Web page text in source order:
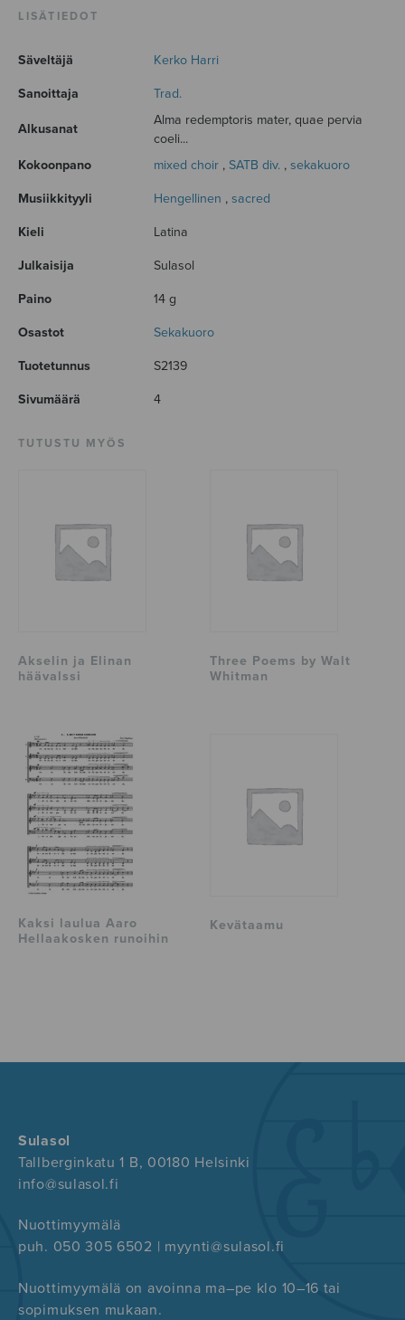
LISÄTIEDOT
Säveltäjä Kerko Harri
Sanoittaja Trad.
Alkusanat
Alma redemptoris mater, quae pervia
coeli...
Kokoonpano
mixed choir , SATB div. , sekakuoro
Musiikkityyli Hengellinen , sacred
Kieli Latina
Julkaisija Sulasol
Paino 14 g
Osastot Sekakuoro
Tuotetunnus S2139
Sivumäärä 4
TUTUSTU MYÖS
Akselin ja Elinan
häävalssi
Three Poems by Walt
Whitman
Kaksi laulua Aaro
Hellaakosken runoihin
Kevätaamu
Sulasol
Tallberginkatu 1 B, 00180 Helsinki
info@sulasol.fi
Nuottimyymälä
puh. 050 305 6502 | myynti@sulasol.fi
Nuottimyymälä on avoinna ma–pe klo 10–16 tai
sopimuksen mukaan.